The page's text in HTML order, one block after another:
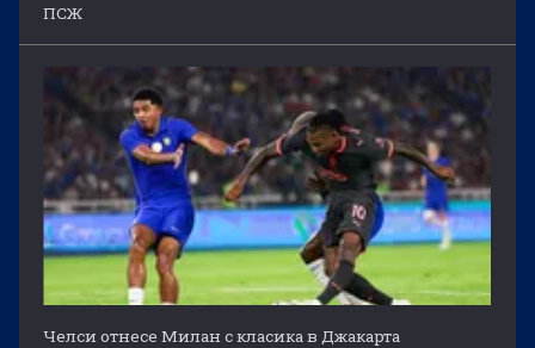
ПСЖ
Челси отнесе Милан с класика в Джакарта